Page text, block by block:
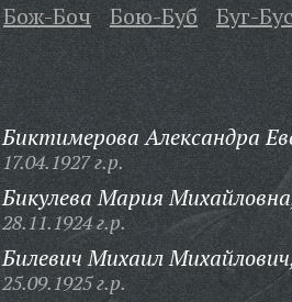
Бож-Боч Бою-Буб
Буг-Бус
Биктимерова Александра
17.04.1927 г.р.
Бикулева Мария
28.11.1924 г.р.
Билевич Михаил
25.09.1925 г.р.